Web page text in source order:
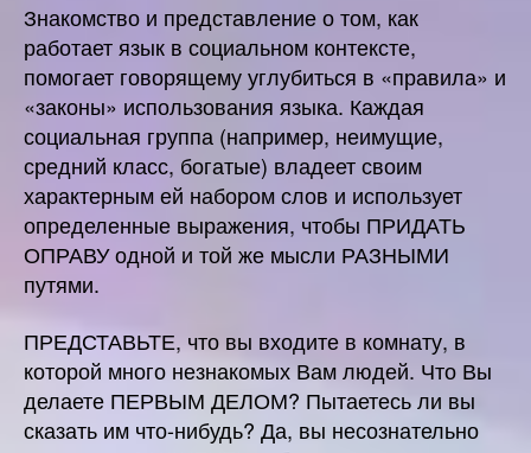
Знакомство и представление о том, как
работает язык в социальном контексте,
помогает говорящему углубиться в «правила» и
«законы» использования языка. Каждая
социальная группа (например, неимущие,
средний класс, богатые) владеет своим
характерным ей набором слов и использует
определенные выражения, чтобы ПРИДАТЬ
ОПРАВУ одной и той же мысли РАЗНЫМИ
путями.
ПРЕДСТАВЬТЕ, что вы входите в комнату, в
которой много незнакомых Вам людей. Что Вы
делаете ПЕРВЫМ ДЕЛОМ? Пытаетесь ли вы
сказать им что-нибудь? Да, вы несознательно